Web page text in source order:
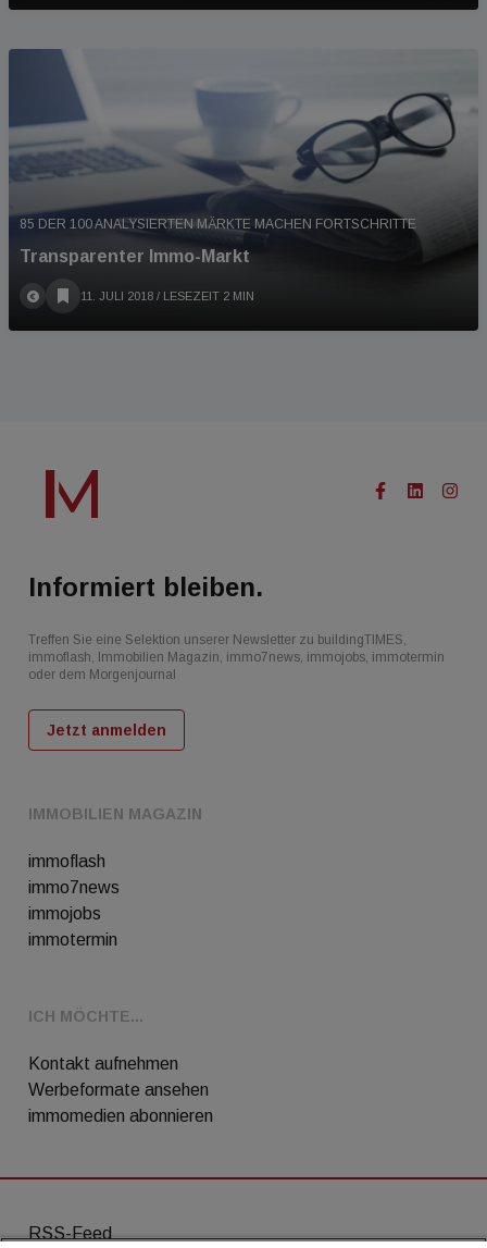
85 DER 100 ANALYSIERTEN MÄRKTE MACHEN FORTSCHRITTE
Transparenter Immo-Markt
11. JULI 2018 / LESEZEIT 2 MIN
IMMOBILIEN MAGAZIN
immoflash
immo7news
immojobs
immotermin
ICH MÖCHTE...
Kontakt aufnehmen
Werbeformate ansehen
immomedien abonnieren
Informiert bleiben.
Treffen Sie eine Selektion unserer Newsletter zu buildingTIMES,
immoflash, Immobilien Magazin, immo7news, immojobs, immotermin
oder dem Morgenjournal
Jetzt anmelden
RSS-Feed